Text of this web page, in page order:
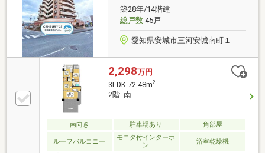
いっぱい！お気軽にお問い合わせください。
築28年/14階建
総戸数45戸
愛知県安城市三河安城南町１
2,298万円
3LDK 72.48m2
2階 南
南向き 駐車場あり 角部屋
ルーフバルコニー
モニタ付インターホ
ン
浴室乾燥機